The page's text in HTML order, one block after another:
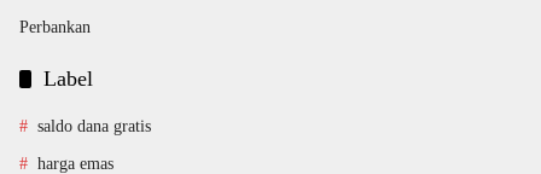
Perbankan
Label
saldo dana gratis
harga emas